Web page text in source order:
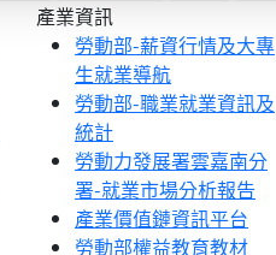
產業資訊
勞動部-薪資行情及大專
生就業導航
勞動部-職業就業資訊及
統計
勞動力發展署雲嘉南分
署-就業市場分析報告
產業價值鏈資訊平台
勞動部權益教育教材